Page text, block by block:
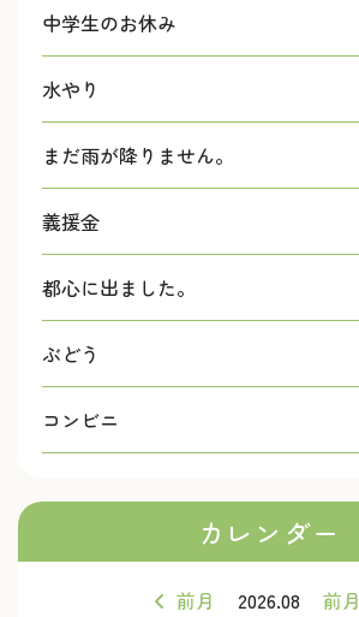
中学生のお休み
水やり
まだ雨が降りません。
義援金
都心に出ました。
ぶどう
コンビニ
カレンダー
前月 2026.08
前月